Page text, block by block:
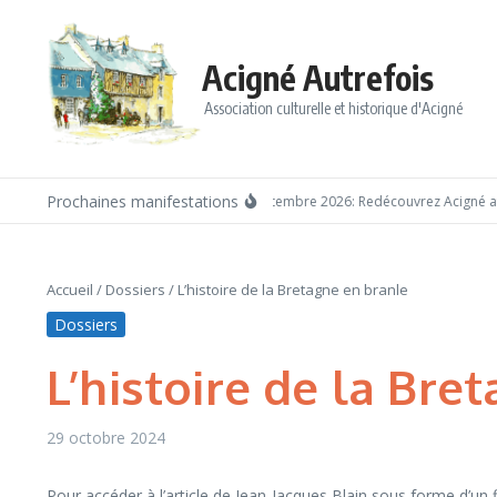
Acigné Autrefois
Association culturelle et historique d'Acigné
Prochaines manifestationsDimanche 6 septembre 2026: Redécouvrez Acigné
Accueil / Dossiers / L’histoire de la Bretagne en branle
Dossiers
L’histoire de la
29 octobre 2024